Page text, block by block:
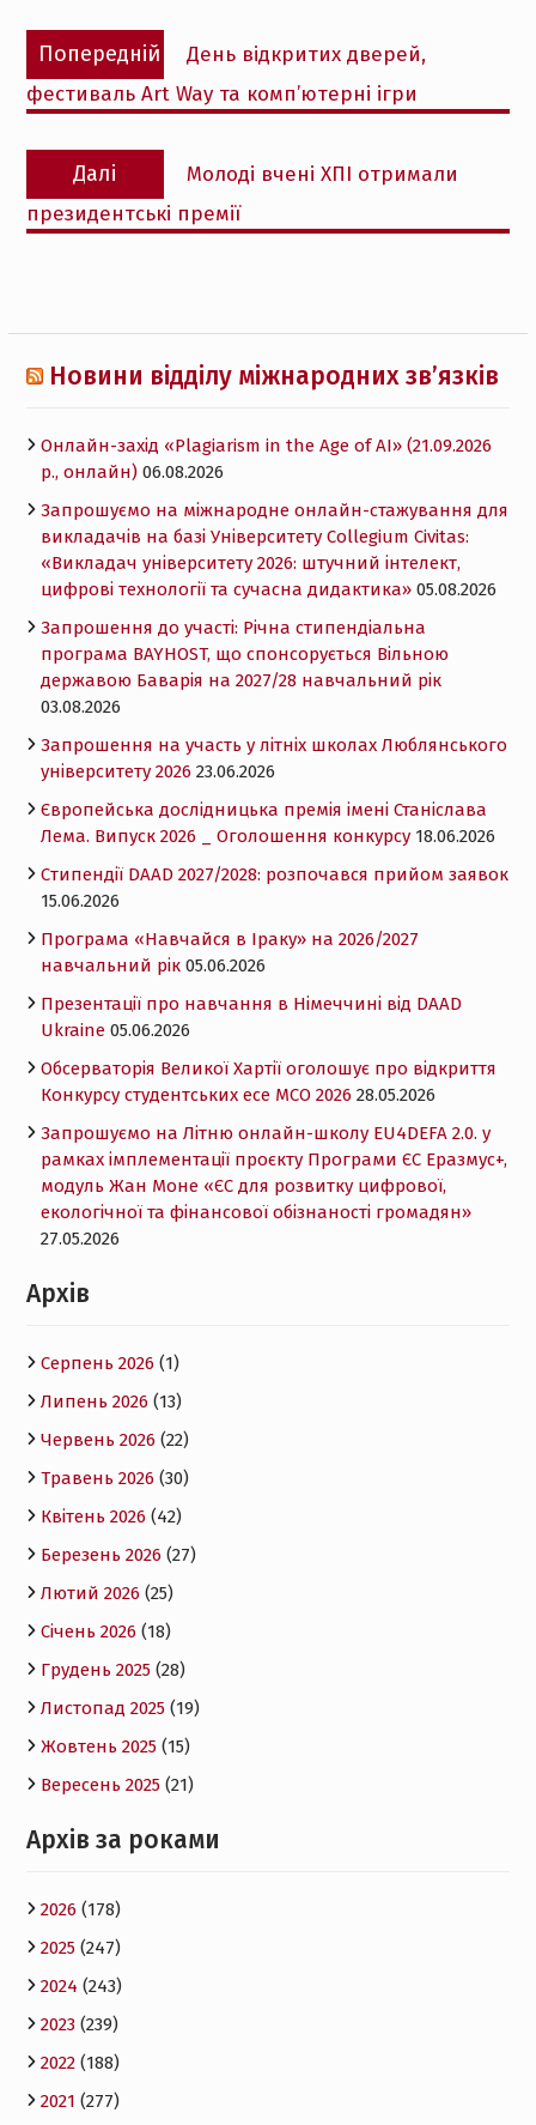
Навігація
записів
Попередній
Попередній
запис:
День відкритих дверей,
фестиваль Art Way та комп’ютерні ігри
Далі
Наступний
запис:
Молоді вчені ХПІ отримали
президентські премії
Новини відділу міжнародних зв’язків
Онлайн-захід «Plagiarism in the Age of AI» (21.09.2026
р., онлайн) 06.08.2026
Запрошуємо на міжнародне онлайн-стажування для
викладачів на базі Університету Collegium Civitas:
«Викладач університету 2026: штучний інтелект,
цифрові технології та сучасна дидактика» 05.08.2026
Запрошення до участі: Річна стипендіальна
програма BAYHOST, що спонсорується Вільною
державою Баварія на 2027/28 навчальний рік
03.08.2026
Запрошення на участь у літніх школах Люблянського
університету 2026 23.06.2026
Європейська дослідницька премія імені Станіслава
Лема. Випуск 2026 _ Оголошення конкурсу 18.06.2026
Cтипендії DAAD 2027/2028: розпочався прийом заявок
15.06.2026
Програма «Навчайся в Іраку» на 2026/2027
навчальний рік 05.06.2026
Презентації про навчання в Німеччині від DAAD
Ukraine 05.06.2026
Обсерваторія Великої Хартії оголошує про відкриття
Конкурсу студентських есе MCO 2026 28.05.2026
Запрошуємо на Літню онлайн-школу EU4DEFA 2.0. у
рамках імплементації проєкту Програми ЄС Еразмус+,
модуль Жан Моне «ЄС для розвитку цифрової,
екологічної та фінансової обізнаності громадян»
27.05.2026
Архів
Серпень 2026(1)
Липень 2026(13)
Червень 2026(22)
Травень 2026(30)
Квітень 2026(42)
Березень 2026(27)
Лютий 2026(25)
Січень 2026(18)
Грудень 2025(28)
Листопад 2025(19)
Жовтень 2025(15)
Вересень 2025(21)
Архів за роками
2026(178)
2025(247)
2024 (243)
2023(239)
2022(188)
2021 (277)